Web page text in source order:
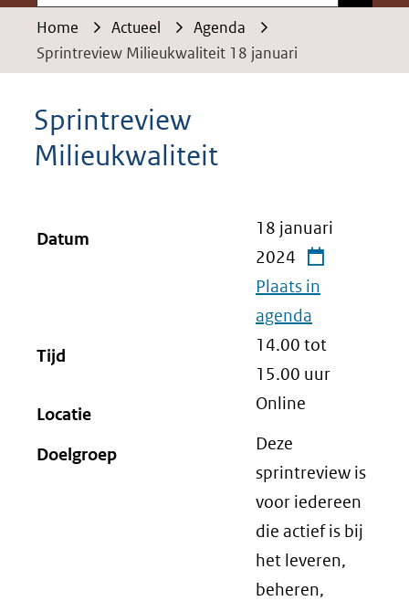
Home Actueel
Agenda
Sprintreview Milieukwaliteit 18 januari
Sprintreview
Milieukwaliteit
Datum
18 januari
2024
Plaats in
agenda
Tijd
14.00 tot
15.00 uur
Locatie
Online
Doelgroep
Deze
sprintreview is
voor iedereen
die actief is bij
het leveren,
beheren,